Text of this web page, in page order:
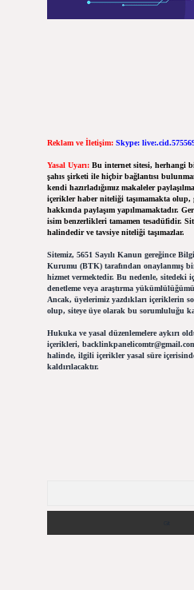
Reklam ve İletişim: Skype:
Yasal Uyarı: Bu internet sitesi, herhangi
şahıs şirketi ile hiçbir bağlantısı
kendi hazırladığımız makaleler
içerikler haber niteliği taşımamakta
hakkında paylaşım yapılmamaktadır.
isim benzerlikleri tamamen tesadüfidir.
halindedir ve tavsiye niteliği taşımazlar.
Sitemiz, 5651 Sayılı Kanun gereğince
Kurumu (BTK) tarafından onaylanmış
hizmet vermektedir. Bu nedenle, sitedeki
denetleme veya araştırma
Ancak, üyelerimiz yazdıkları içeriklerin
olup, siteye üye olarak bu sorumluluğu
Hukuka ve yasal düzenlemelere aykırı
içerikleri,
halinde, ilgili içerikler yasal süre
kaldırılacaktır.